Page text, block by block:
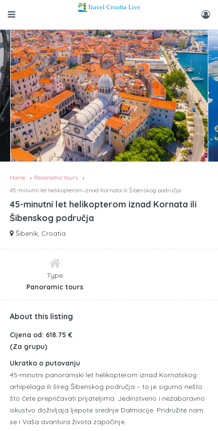
Home
Panoramic tours
45-minutni let helikopterom iznad Kornata ili Šibenskog područja
45-minutni let helikopterom iznad Kornata ili
Šibenskog područja
Šibenik, Croatia
Type
Panoramic tours
About this listing
Cijena od: 618.75 €
(Za grupu)
Ukratko o putovanju
45-minutni panoramski let helikopterom iznad Kornatskog
arhipelaga ili šireg Šibenskog područja – to je sigurno nešto
što ćete prepričavati prijateljima. Jedinstveno i nezaboravno
iskustvo doživljaja ljepote srednje Dalmacije. Pridružite nam
se i Vaša avantura života započinje.